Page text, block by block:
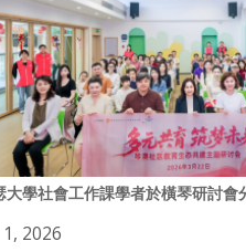
大學社會工作課學者於橫琴研討會
2026